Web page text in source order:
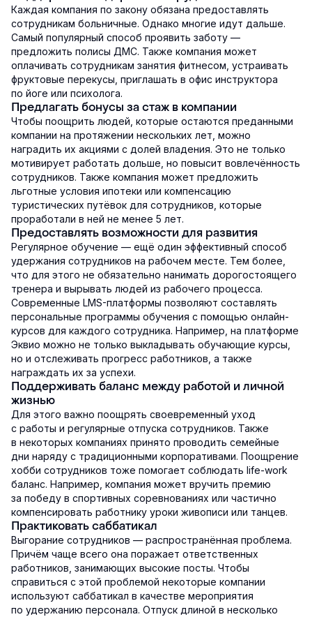
Каждая компания по закону обязана предоставлять
сотрудникам больничные. Однако многие идут дальше.
Самый популярный способ проявить заботу —
предложить полисы ДМС. Также компания может
оплачивать сотрудникам занятия фитнесом, устраивать
фруктовые перекусы, приглашать в офис инструктора
по йоге или психолога.
Предлагать бонусы за стаж в компании
Чтобы поощрить людей, которые остаются преданными
компании на протяжении нескольких лет, можно
наградить их акциями с долей владения. Это не только
мотивирует работать дольше, но повысит вовлечённость
сотрудников. Также компания может предложить
льготные условия ипотеки или компенсацию
туристических путёвок для сотрудников, которые
проработали в ней не менее 5 лет.
Предоставлять возможности для развития
Регулярное обучение — ещё один эффективный способ
удержания сотрудников на рабочем месте. Тем более,
что для этого не обязательно нанимать дорогостоящего
тренера и вырывать людей из рабочего процесса.
Современные LMS-платформы позволяют составлять
персональные программы обучения с помощью онлайн-
курсов для каждого сотрудника. Например, на платформе
Эквио можно не только выкладывать обучающие курсы,
но и отслеживать прогресс работников, а также
награждать их за успехи.
Поддерживать баланс между работой и личной
жизнью
Для этого важно поощрять своевременный уход
с работы и регулярные отпуска сотрудников. Также
в некоторых компаниях принято проводить семейные
дни наряду с традиционными корпоративами. Поощрение
хобби сотрудников тоже помогает соблюдать life-work
баланс. Например, компания может вручить премию
за победу в спортивных соревнованиях или частично
компенсировать работнику уроки живописи или танцев.
Практиковать саббатикал
Выгорание сотрудников — распространённая проблема.
Причём чаще всего она поражает ответственных
работников, занимающих высокие посты. Чтобы
справиться с этой проблемой некоторые компании
используют саббатикал в качестве мероприятия
по удержанию персонала. Отпуск длиной в несколько